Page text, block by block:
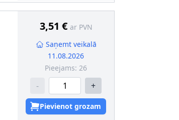
3,51 € ar PVN
Saņemt veikalā
11.08.2026
Pieejams: 26
- +
Pievienot grozam